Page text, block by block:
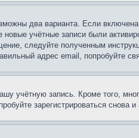
два варианта. Если
учётные записи были
следуйте полученным
адрес email, попробуйте
учётную запись. Кроме того,
зарегистрироваться снова и